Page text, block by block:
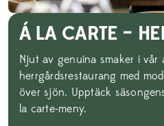
Á LA CARTE –
Njut av genuina smaker i vår
herrgårdsrestaurang med
över sjön. Upptäck
la carte-meny.